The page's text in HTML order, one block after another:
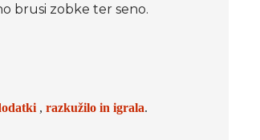
brusi zobke ter seno.
,razkužilo in igrala.